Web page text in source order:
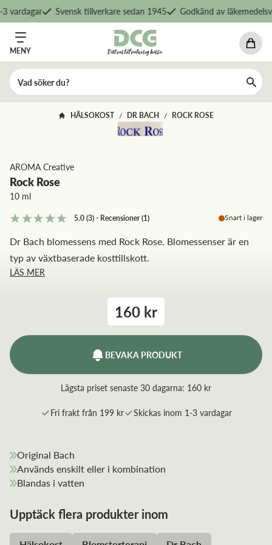
vardagar Svensk tillverkare sedan 1945 Godkänd av
MENY
HÄLSOKOST / DR BACH / ROCK ROSE
AROMA Creative
Rock Rose
10 ml
5.0(3)- Recensioner(1) Snart i lager
Dr Bach blomessens med Rock Rose. Blomessenser är en
typ av växtbaserade kosttillskott.
LÄS MER
160 kr
BEVAKA PRODUKT
Lägsta priset senaste 30 dagarna: 160 kr
Fri frakt från 199 kr Skickas inom 1-3 vardagar
Original Bach
Används enskilt eller i kombination
Blandas i vatten
Upptäck flera produkter inom